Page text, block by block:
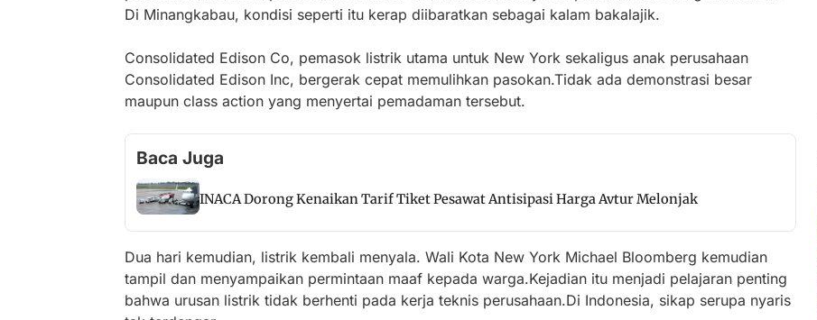
Di Minangkabau, kondisi seperti itu kerap diibaratkan sebagai kalam bakalajik.
Consolidated Edison Co, pemasok listrik utama untuk New York sekaligus anak perusahaan
Consolidated Edison Inc, bergerak cepat memulihkan pasokan.Tidak ada demonstrasi besar
maupun class action yang menyertai pemadaman tersebut.
Baca Juga
INACA Dorong Kenaikan Tarif Tiket Pesawat Antisipasi Harga Avtur Melonjak
Dua hari kemudian, listrik kembali menyala. Wali Kota New York Michael Bloomberg kemudian
tampil dan menyampaikan permintaan maaf kepada warga.Kejadian itu menjadi pelajaran penting
bahwa urusan listrik tidak berhenti pada kerja teknis perusahaan.Di Indonesia, sikap serupa nyaris